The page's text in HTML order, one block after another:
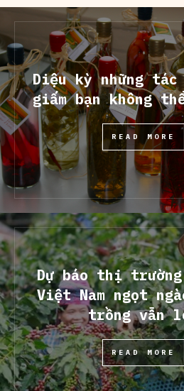
Diệu kỳ những tác
giấm bạn không
READ MORE
Dự báo thị
Việt Nam ngọt
trồng vẫn
READ MORE